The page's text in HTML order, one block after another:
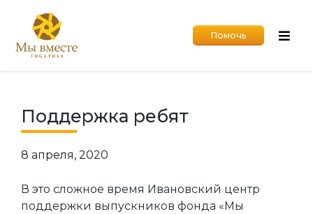
Помочь
Поддержка ребят
8 апреля, 2020
В это сложное время Ивановский центр
поддержки выпускников фонда «Мы